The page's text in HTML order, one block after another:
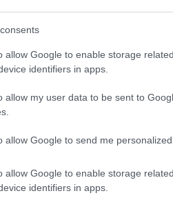
allow Google to enable storage
identifiers in apps.
allow my user data to be sent to
allow Google to send me personalized
allow Google to enable storage
identifiers in apps.
más helyeket is
és garantáltan minden
aminek
különféle változatokkal is